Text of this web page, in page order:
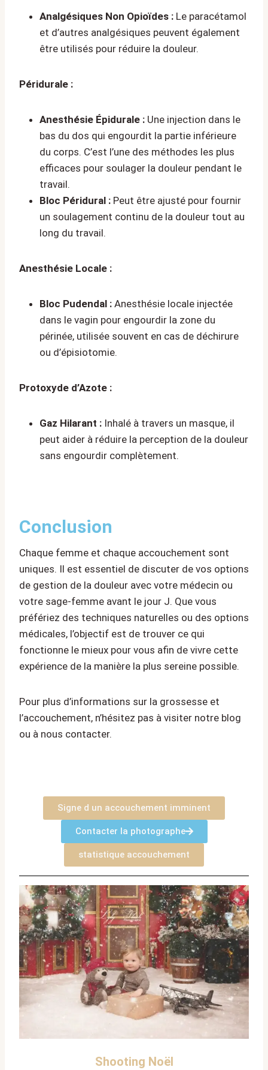
Analgésiques Non Opioïdes : Le paracétamol
et d’autres analgésiques peuvent également
être utilisés pour réduire la douleur.
Péridurale :
Anesthésie Épidurale : Une injection dans le
bas du dos qui engourdit la partie inférieure
du corps. C’est l’une des méthodes les plus
efficaces pour soulager la douleur pendant le
travail.
Bloc Péridural : Peut être ajusté pour fournir
un soulagement continu de la douleur tout au
long du travail.
Anesthésie Locale :
Bloc Pudendal : Anesthésie locale injectée
dans le vagin pour engourdir la zone du
périnée, utilisée souvent en cas de déchirure
ou d’épisiotomie.
Protoxyde d’Azote :
Gaz Hilarant : Inhalé à travers un masque, il
peut aider à réduire la perception de la douleur
sans engourdir complètement.
Conclusion
Chaque femme et chaque accouchement sont
uniques. Il est essentiel de discuter de vos options
de gestion de la douleur avec votre médecin ou
votre sage-femme avant le jour J. Que vous
préfériez des techniques naturelles ou des options
médicales, l’objectif est de trouver ce qui
fonctionne le mieux pour vous afin de vivre cette
expérience de la manière la plus sereine possible.
Pour plus d’informations sur la grossesse et
l’accouchement, n’hésitez pas à visiter notre blog
ou à nous contacter.
Signe d un accouchement imminent
Contacter la photographe
statistique accouchement
Shooting Noël